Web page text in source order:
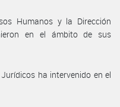
Humanos y la Dirección
en el ámbito de sus
ha intervenido en el